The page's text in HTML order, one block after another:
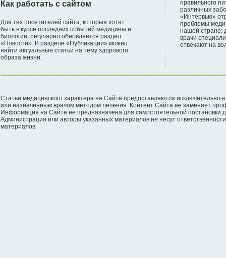
Как работать с сайтом
Для тех посетителей сайта, которые хотят
быть в курсе последних событий медицины и
биологии, регулярно обновляется раздел
«Новости». В разделе «Публикации» можно
найти актуальные статьи на тему здорового
образа жизни,
правильного
различных
«Интервью»
проблемы
нашей стране:
врачи
отвечают на
Статьи медицинского характера на Сайте предоставляются исключительно
или назначенным врачом методом лечения. Контент Сайта не заменяет
Информация на Сайте не предназначена для самостоятельной постановки
Администрация или авторы указанных материалов не несут
материалов.